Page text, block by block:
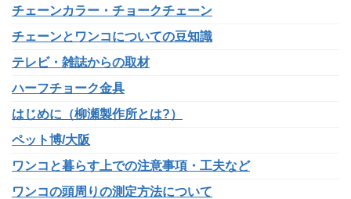
チェーンカラー・チョークチェーン
チェーンとワンコについての豆知識
テレビ・雑誌からの取材
ハーフチョーク金具
はじめに（柳瀬製作所とは?）
ペット博/大阪
ワンコと暮らす上での注意事項・工夫など
ワンコの頭周りの測定方法について